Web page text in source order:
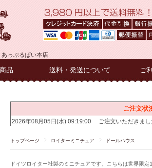
っぷるぱい本店
品 送料・発送について ご
トップページ ロイターミニチュア ドールハウス
ドイツロイター社製のミニチュアです。こちらは世界限